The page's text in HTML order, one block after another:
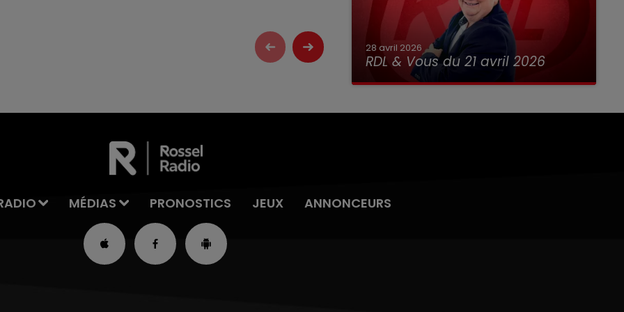
28 avril 2026
RDL & Vous du 21 avril 2026
MÉDIAS PRONOSTICS JEUX ANNONCEURS